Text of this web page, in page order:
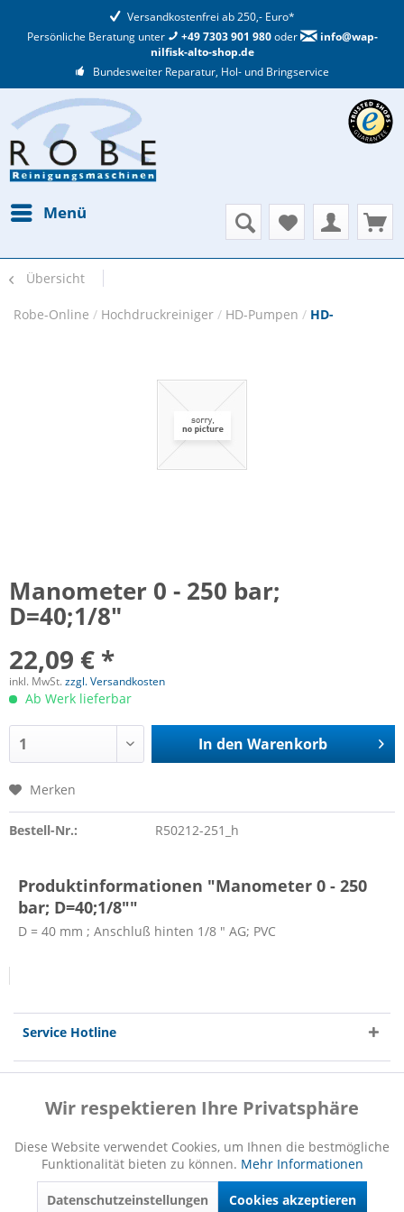
Versandkostenfrei ab 250,- Euro*
Persönliche Beratung unter
+49 7303 901 980oder
info@wap-
nilfisk-alto-shop.de
Bundesweiter Reparatur, Hol- und Bringservice
Menü
Übersicht
Robe-Online / Hochdruckreiniger / HD-Pumpen / HD-
Manometer 0 - 250 bar;
D=40;1/8"
22,09 € *
inkl. MwSt. zzgl. Versandkosten
Ab Werk lieferbar
In den Warenkorb
Merken
Bestell-Nr.: R50212-251_h
Produktinformationen "Manometer 0 - 250
bar; D=40;1/8""
D = 40 mm ; Anschluß hinten 1/8 " AG; PVC
Service Hotline
Funktionale Aktiv
Marketing Inaktiv
Wir respektieren Ihre Privatsphäre
Diese Website verwendet Cookies, um Ihnen die bestmögliche
Funktionalität bieten zu können. Mehr Informationen
Datenschutzeinstellungen Cookies akzeptieren